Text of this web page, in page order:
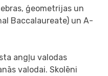
ģeometrijas un
Baccalaureate) un A-
angļu valodas
valodai. Skolēni